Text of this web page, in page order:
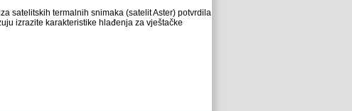
satelitskih termalnih snimaka (satelit Aster) potvrdila
izrazite karakteristike hlađenja za vještačke